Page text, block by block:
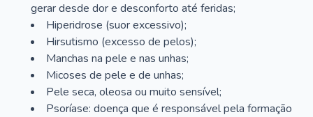
gerar desde dor e desconforto até feridas;
Hiperidrose (suor excessivo);
Hirsutismo (excesso de pelos);
Manchas na pele e nas unhas;
Micoses de pele e de unhas;
Pele seca, oleosa ou muito sensível;
Psoríase: doença que é responsável pela formação